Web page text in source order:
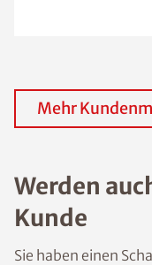
Mehr
Werden
Kunde
Sie haben einen